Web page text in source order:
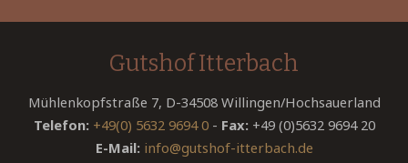
Gutshof Itterbach
Mühlenkopfstraße 7, D-34508 Willingen/Hochsauerland
Telefon: +49(0) 5632 9694 0- Fax: +49 (0)5632 9694 20
E-Mail: info@gutshof-itterbach.de